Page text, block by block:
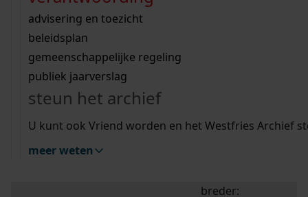
bouwvergunningen
omgevingsvergunningen
vergunningen
beeld en geluid
uitleg nodig?
Wij helpen u op weg met een aantal zoektips.
bekijk alle zoektips
Wij helpen u op weg met een aantal zoektips.
bekijk alle zoektips
bekijk ons geschiedenislokaal
advisering en toezicht
beleidsplan
gemeenschappelijke regeling
publiek jaarverslag
steun het archief
U kunt ook Vriend worden en het Westfries Archief
meer weten
zoektips
Mijn Studiezaal (inloggen)
uw zoekopdracht te
breder: